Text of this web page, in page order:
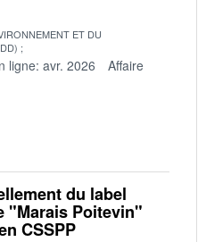
ET DU
ligne: avr. 2026
Affaire
du label
"Marais Poitevin"
CSSPP